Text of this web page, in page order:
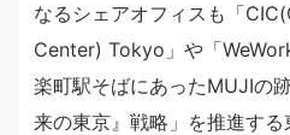
なるシェアオフィスも「
Center) Tokyo」や「
楽町駅そばにあったMUJIの
来の東京』戦略」を推進する